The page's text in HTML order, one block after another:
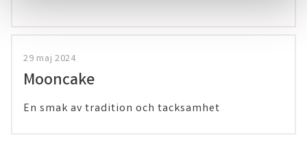
29 maj 2024
Mooncake
En smak av tradition och tacksamhet